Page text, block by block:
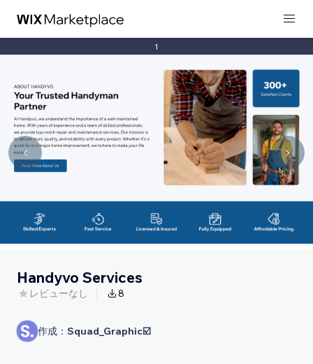
1
Handyvo Services
レビューなし 8
作成： Squad_Graphic☑️